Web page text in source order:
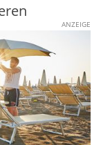
ANZEIGE